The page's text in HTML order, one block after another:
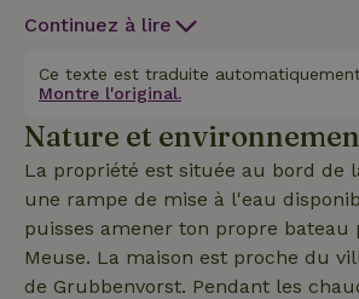
accueillante avec des portes-
induction, un réfrigérateur-
vaisselle, un four à micro-ondes et
maison dispose de plusieurs salles
douche et des toilettes. Au premier
trouvent les cinq chambres,
double. Les chalets nature 24631 et
trouvent sur la même propriété.
parle également bien l'allemand.
Continuez à lire
Ce texte est traduite
Montre l'original.
Nature et
La propriété est située au bord de
une rampe de mise à l'eau
puisses amener ton propre
Meuse. La maison est proche du
de Grubbenvorst. Pendant les